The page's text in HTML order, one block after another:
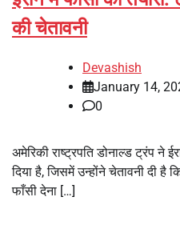
की चेतावनी
Devashish
January 14,
0
अमेरिकी राष्ट्रपति डोनाल्ड ट्रंप ने
दिया है, जिसमें उन्होंने चेतावनी दी है
फाँसी देना […]